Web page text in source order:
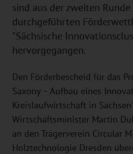
sind aus der zweiten Runde
durchgeführten
"Sächsische
hervorgegangen.
Den Förderbescheid für das
Saxony – Aufbau eines
Kreislaufwirtschaft in
Wirtschaftsminister Martin
an den Trägerverein Circular
Holztechnologie Dresden